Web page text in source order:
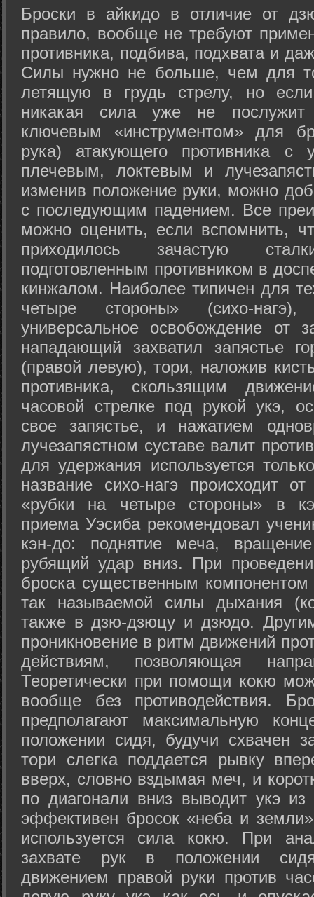
Броски в айкидо в отличие от
правило, вообще не требуют
противника, подбива, подхвата и
Силы нужно не больше, чем для
летящую в грудь стрелу, но
никакая сила уже не
ключевым «инструментом» для
рука) атакующего противника с
плечевым, локтевым и
изменив положение руки, можно
с последующим падением. Все
можно оценить, если вспомнить,
приходилось зачастую
подготовленным противником в
кинжалом. Наиболее типичен для
четыре стороны» (сихо-
универсальное освобождение от
нападающий захватил запястье
(правой левую), тори, наложив
противника, скользящим
часовой стрелке под рукой укэ,
свое запястье, и нажатием
лучезапястном суставе валит
для удержания используется
название сихо-нагэ происходит
«рубки на четыре стороны» в
приема Уэсиба рекомендовал
кэн-до: поднятие меча,
рубящий удар вниз. При
броска существенным компонентом
так называемой силы дыхания
также в дзю-дзюцу и дзюдо.
проникновение в ритм движений
действиям, позволяющая
Теоретически при помощи кокю
вообще без противодействия.
предполагают максимальную
положении сидя, будучи схвачен
тори слегка поддается рывку
вверх, словно вздымая меч, и
по диагонали вниз выводит укэ
эффективен бросок «неба и
используется сила кокю. При
захвате рук в положении
движением правой руки против